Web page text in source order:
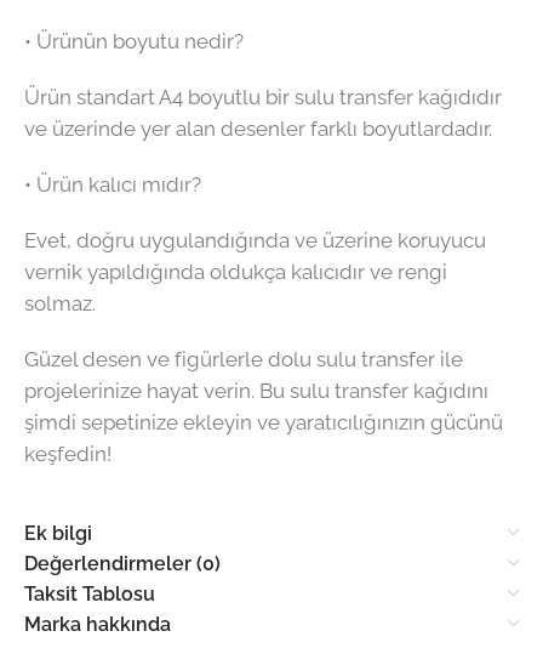
• Ürünün boyutu nedir?
Ürün standart A4 boyutlu bir sulu transfer kağıdıdır
ve üzerinde yer alan desenler farklı boyutlardadır.
• Ürün kalıcı mıdır?
Evet, doğru uygulandığında ve üzerine koruyucu
vernik yapıldığında oldukça kalıcıdır ve rengi
solmaz.
Güzel desen ve figürlerle dolu sulu transfer ile
projelerinize hayat verin. Bu sulu transfer kağıdını
şimdi sepetinize ekleyin ve yaratıcılığınızın gücünü
keşfedin!
Ek bilgi
Değerlendirmeler (0)
Taksit Tablosu
Marka hakkında